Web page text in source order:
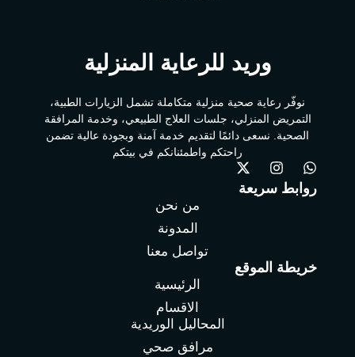
وريد للرعاية المنزلية
نوفّر رعاية صحية منزلية متكاملة تشمل الزيارات الطبية،
التمريض المنزلي، جلسات العلاج الطبيعي، وخدمة المرافقة
الصحية. نسعى دائمًا لتقديم خدمة آمنة وبجودة عالية تضمن
راحتكم واطمئنانكم في بيتكم
المحاليل الوريدية
مرافق صحي
خريطة الموقع
الرئيسية
الاقسام
روابط سريعة
من نحن
المدونة
تواصل معنا